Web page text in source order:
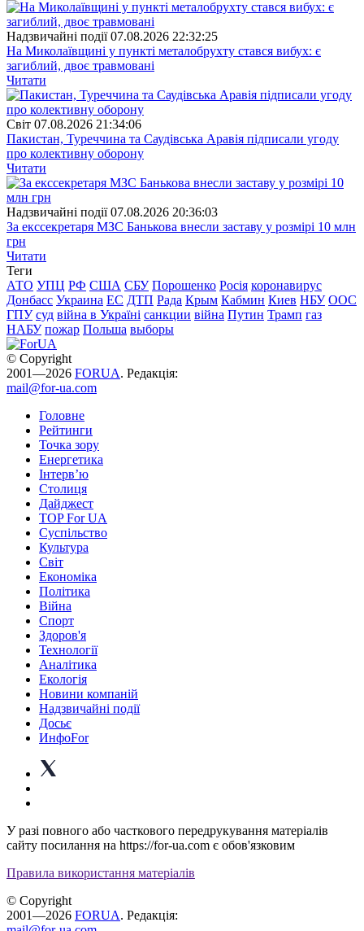
Надзвичайні події 07.08.2026 22:32:25
На Миколаївщині у пункті металобрухту стався вибух: є
загиблий, двоє травмовані
Читати
Свiт 07.08.2026 21:34:06
Пакистан, Туреччина та Саудівська Аравія підписали угоду
про колективну оборону
Читати
Надзвичайні події 07.08.2026 20:36:03
За екссекретаря МЗС Банькова внесли заставу у розмірі 10 млн
грн
Читати
Теги
АТО УПЦ РФ США СБУ Порошенко Росія коронавирус
Донбасс Украина ЕС ДТП Рада Крым Кабмин Киев НБУ ООС
ГПУ суд війна в Україні санкции війна Путин Трамп газ
НАБУ пожар Польша выборы
© Copyright
2001—2026 FORUA. Редакція:
mail@for-ua.com
Головне
Рейтинги
Точка зору
Енергетика
Інтерв’ю
Столиця
Дайджест
TOP For UA
Суспiльство
Культура
Світ
Економіка
Політика
Війна
Спорт
Здоров'я
Технології
Аналітика
Екологія
Новини компаній
Надзвичайні події
Досьє
ИнфоFor
У разі повного або часткового передрукування матеріалів
сайту посилання на https://for-ua.com є обов'язковим
Правила використання матеріалів
© Copyright
2001—2026 FORUA. Редакція: